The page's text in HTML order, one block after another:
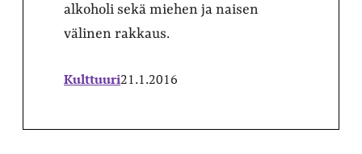
alkoholi sekä miehen ja naisen
välinen rakkaus.
Kulttuuri21.1.2016